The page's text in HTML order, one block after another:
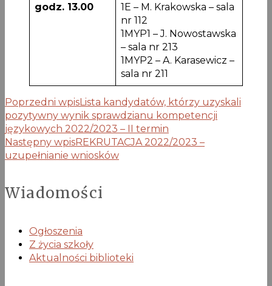
godz. 13.00
1E – M. Krakowska – sala
nr 112
1MYP1 – J. Nowostawska
– sala nr 213
1MYP2 – A. Karasewicz –
sala nr 211
Poprzedni wpisLista kandydatów, którzy uzyskali
pozytywny wynik sprawdzianu kompetencji
językowych 2022/2023 – II termin
Następny wpisREKRUTACJA 2022/2023 –
uzupełnianie wniosków
Wiadomości
Ogłoszenia
Z życia szkoły
Aktualności biblioteki